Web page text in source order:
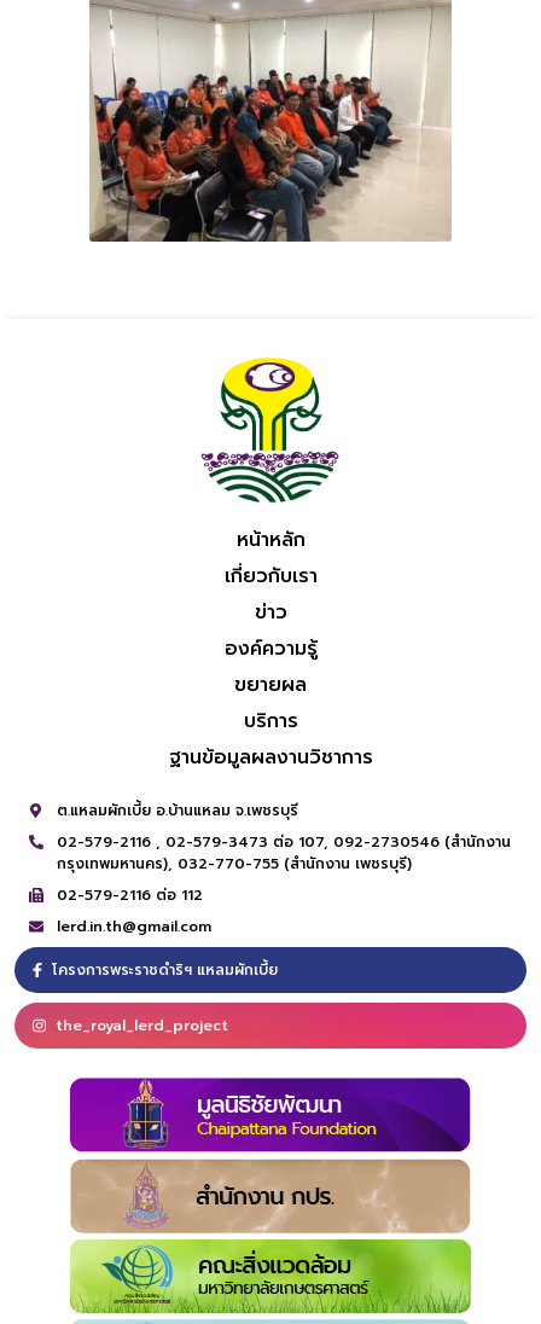
หน้าหลัก
เกี่ยวกับเรา
ข่าว
องค์ความรู้
ขยายผล
บริการ
ฐานข้อมูลผลงานวิชาการ
ต.แหลมผักเบี้ย อ.บ้านแหลม จ.เพชรบุรี
02-579-2116 , 02-579-3473 ต่อ 107, 092-2730546 (สำนักงาน
กรุงเทพมหานคร), 032-770-755 (สำนักงาน เพชรบุรี)
02-579-2116 ต่อ 112
lerd.in.th@gmail.com
โครงการพระราชดำริฯ แหลมผักเบี้ย
the_royal_lerd_project